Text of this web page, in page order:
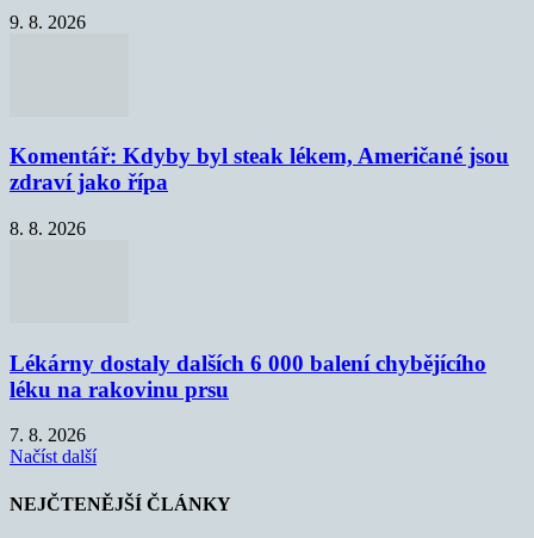
9. 8. 2026
Komentář: Kdyby byl steak lékem, Američané jsou
zdraví jako řípa
8. 8. 2026
Lékárny dostaly dalších 6 000 balení chybějícího
léku na rakovinu prsu
7. 8. 2026
Načíst další
NEJČTENĚJŠÍ ČLÁNKY